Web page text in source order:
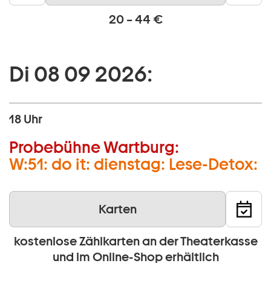
20 – 44 €
Di 08 09 2026:
18 Uhr
Probebühne Wartburg:
W:51: do it: dienstag: Lese-Detox:
Karten
kostenlose Zählkarten an der Theaterkasse
und im Online-Shop erhältlich